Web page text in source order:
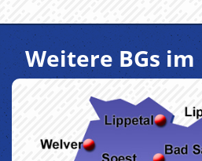
Weitere BGs im